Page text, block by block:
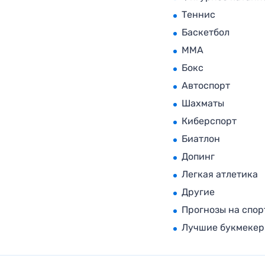
Теннис
Баскетбол
MMA
Бокс
Автоспорт
Шахматы
Киберспорт
Биатлон
Допинг
Легкая атлетика
Другие
Прогнозы на
Лучшие